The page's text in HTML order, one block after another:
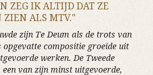
ZEG IK ALTIJD DAT ZE
ZIEN ALS MTV."
zijn Te Deum als de trots van
opgevatte compositie groeide uit
werken. De Tweede
van zijn minst uitgevoerde,